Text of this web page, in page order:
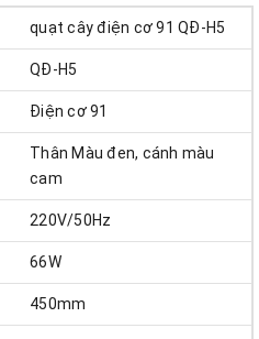
quạt cây điện cơ 91 QĐ-H5
QĐ-H5
Điện cơ 91
Thân Màu đen, cánh màu
cam
220V/50Hz
66W
450mm